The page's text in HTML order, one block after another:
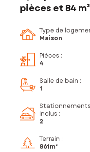
pièces et 84 m²
Type de
Maison
Pièces :
4
Salle de bain :
1
Stationnements
inclus :
2
Terrain :
861m²